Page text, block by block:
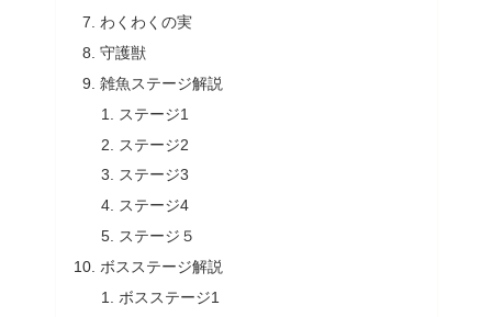
わくわくの実
守護獣
雑魚ステージ解説
ステージ1
ステージ2
ステージ3
ステージ4
ステージ５
ボスステージ解説
ボスステージ1